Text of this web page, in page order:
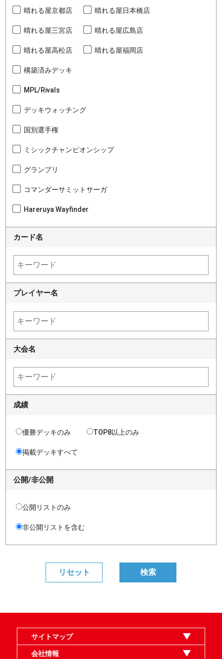
晴れる屋京都店 晴れる屋日本橋店
晴れる屋三宮店 晴れる屋広島店
晴れる屋高松店 晴れる屋福岡店
構築済みデッキ
MPL/Rivals
デッキウォッチング
国別選手権
ミシックチャンピオンシップ
グランプリ
コマンダーサミットサーガ
Hareruya Wayfinder
カード名
プレイヤー名
大会名
成績
優勝デッキのみ TOP8以上のみ
掲載デッキすべて
公開/非公開
公開リストのみ
非公開リストを含む
サイトマップ
オンラインショップ
買取
記事
選手一覧
デッキ検索
デッキ構築
イベント・大会
店舗のご案内
お問い合わせ
ヘルプ
FAQ
会社情報